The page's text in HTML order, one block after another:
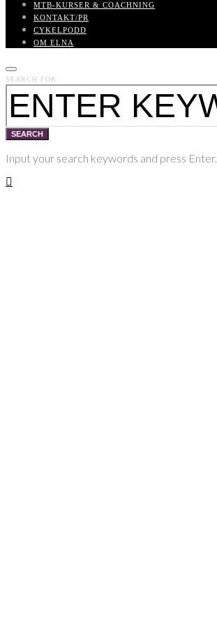
MTB-KURSER & COACHNING
KONTAKT/PR
CYKELPODD
OM ELNA
SEARCH FOR:
SEARCH
Input your search keywords and press Enter.